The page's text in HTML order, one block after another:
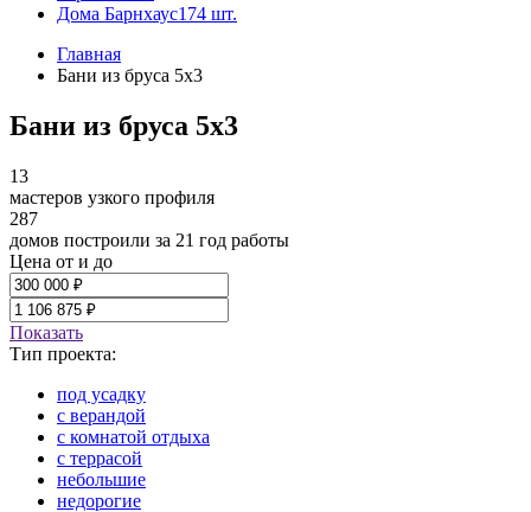
Дома Барнхаус174 шт.
Главная
Бани из бруса 5x3
Бани из бруса 5x3
13
мастеров узкого профиля
287
домов построили за 21 год работы
Цена от и до
Показать
Тип проекта:
под усадку
с верандой
с комнатой отдыха
с террасой
небольшие
недорогие